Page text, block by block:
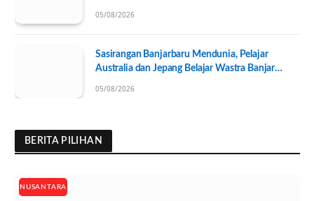
05/08/2026
Sasirangan Banjarbaru Mendunia, Pelajar
Australia dan Jepang Belajar Wastra Banjar
05/08/2026
BERITA PILIHAN
NUSANTARA